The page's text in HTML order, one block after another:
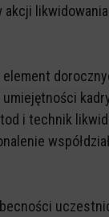
i technik